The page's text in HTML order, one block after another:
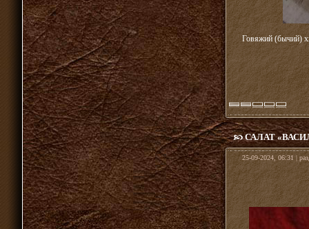
Говяжий (бычий)
САЛАТ
25-09-2024, 06:31 |